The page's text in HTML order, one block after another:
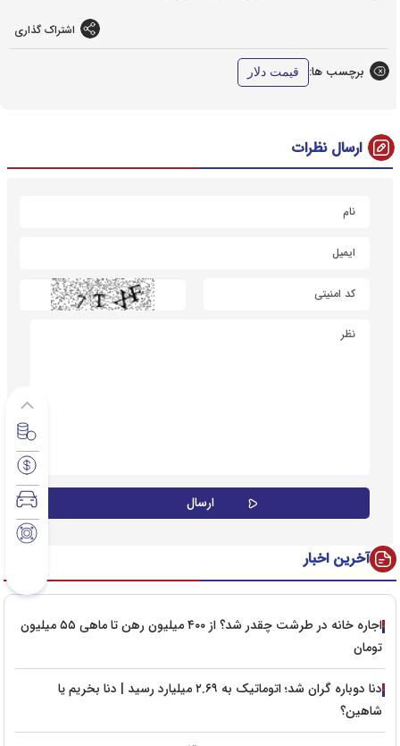
اشتراک گذاری
برچسب ها: قیمت دلار
ارسال نظرات
آخرین اخبار
اجاره خانه در طرشت چقدر شد؟ از ۴۰۰ میلیون رهن تا ماهی ۵۵ میلیون
تومان
دنا دوباره گران شد؛ اتوماتیک به ۲.۶۹ میلیارد رسید | دنا بخریم یا
شاهین؟